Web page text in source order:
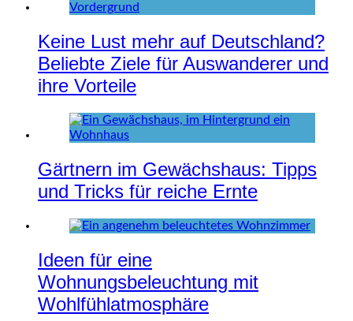
Keine Lust mehr auf Deutschland?
Beliebte Ziele für Auswanderer und
ihre Vorteile
Gärtnern im Gewächshaus: Tipps
und Tricks für reiche Ernte
Ideen für eine
Wohnungsbeleuchtung mit
Wohlfühlatmosphäre